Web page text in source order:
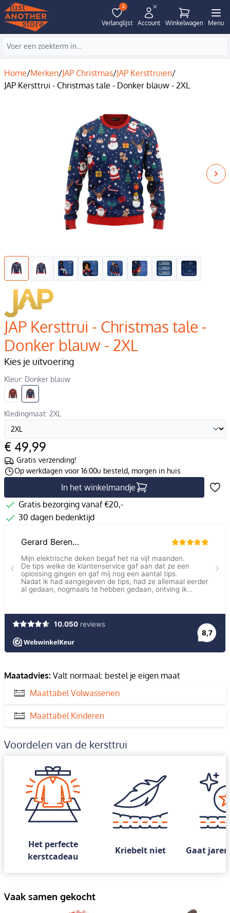
0
Verlanglijst Account Winkelwagen Menu
Home/Merken/JAP Christmas/JAP Kersttruien/
JAP Kersttrui - Christmas tale - Donker blauw - 2XL
JAP Kersttrui - Christmas tale -
Donker blauw - 2XL
Kies je uitvoering
Kleur: Donker blauw
Kledingmaat: 2XL
€ 49,99
Gratis verzending!
Op werkdagen voor 16:00u besteld, morgen in huis
In het winkelmandje
Gratis bezorging vanaf €20,-
30 dagen bedenktijd
Maatadvies: Valt normaal: bestel je eigen maat
Maattabel Volwassenen
Maattabel Kinderen
Voordelen van de kersttrui
Het perfecte
kerstcadeau
Kriebelt niet Gaat
Vaak samen gekocht